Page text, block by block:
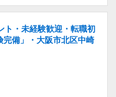
ト・未経験歓迎・転職初
備」・大阪市北区中崎